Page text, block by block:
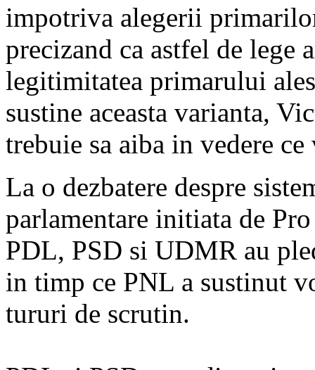
impotriva alegerii
precizand ca astfel de lege
legitimitatea primarului
sustine aceasta varianta,
trebuie sa aiba in vedere
La o dezbatere despre
parlamentare initiata de
PDL, PSD si UDMR au
in timp ce PNL a sustinut
tururi de scrutin.